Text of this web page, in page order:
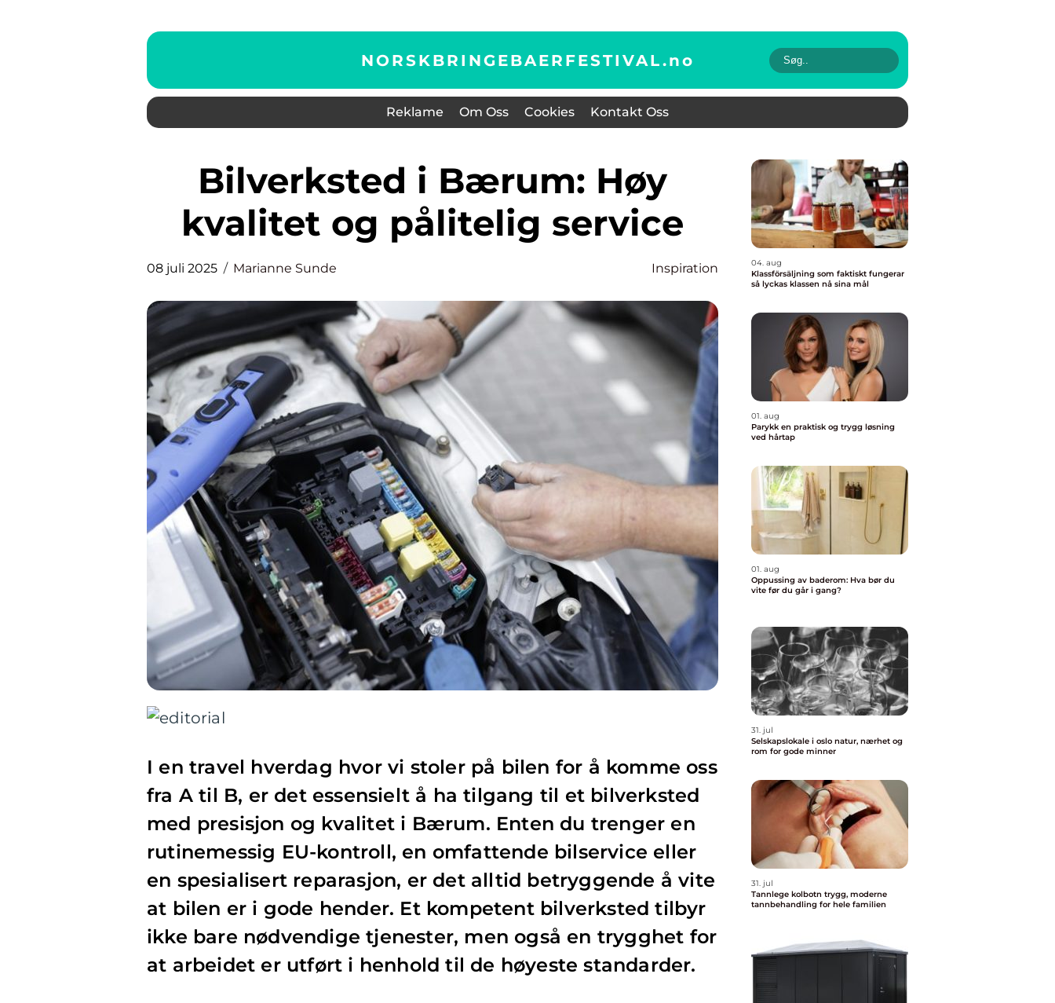
NORSKBRINGEBAERFESTIVAL.no
Reklame Om Oss Cookies Kontakt Oss
Bilverksted i Bærum: Høy
kvalitet og pålitelig service
08 juli 2025 Marianne Sunde Inspiration
I en travel hverdag hvor vi stoler på bilen for å komme oss
fra A til B, er det essensielt å ha tilgang til et bilverksted
med presisjon og kvalitet i Bærum. Enten du trenger en
rutinemessig EU-kontroll, en omfattende bilservice eller
en spesialisert reparasjon, er det alltid betryggende å vite
at bilen er i gode hender. Et kompetent bilverksted tilbyr
ikke bare nødvendige tjenester, men også en trygghet for
at arbeidet er utført i henhold til de høyeste standarder.
04. aug
Klassförsäljning som faktiskt fungerar
så lyckas klassen nå sina mål
01. aug
Parykk en praktisk og trygg løsning
ved hårtap
01. aug
Oppussing av baderom: Hva bør du
vite før du går i gang?
31. jul
Selskapslokale i oslo natur, nærhet og
rom for gode minner
31. jul
Tannlege kolbotn trygg, moderne
tannbehandling for hele familien